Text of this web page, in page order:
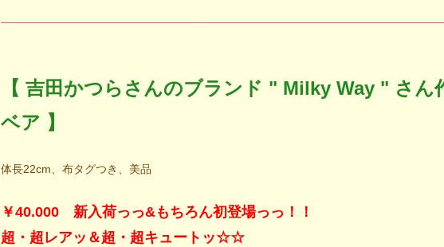
【 吉田かつらさんのブランド " Milky Way " さ
ベア 】
体長22cm、布タグつき、美品
￥40.000 新入荷っっ&もちろん初登場っっ！！
超・超レアッ＆超・超キュートッ☆☆